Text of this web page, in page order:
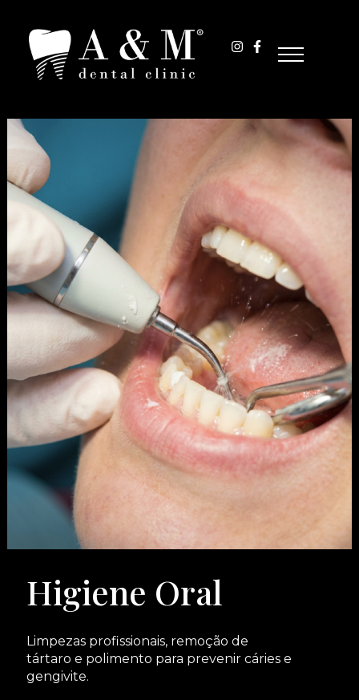
Higiene Oral
Limpezas profissionais, remoção de
tártaro e polimento para prevenir cáries e
gengivite.